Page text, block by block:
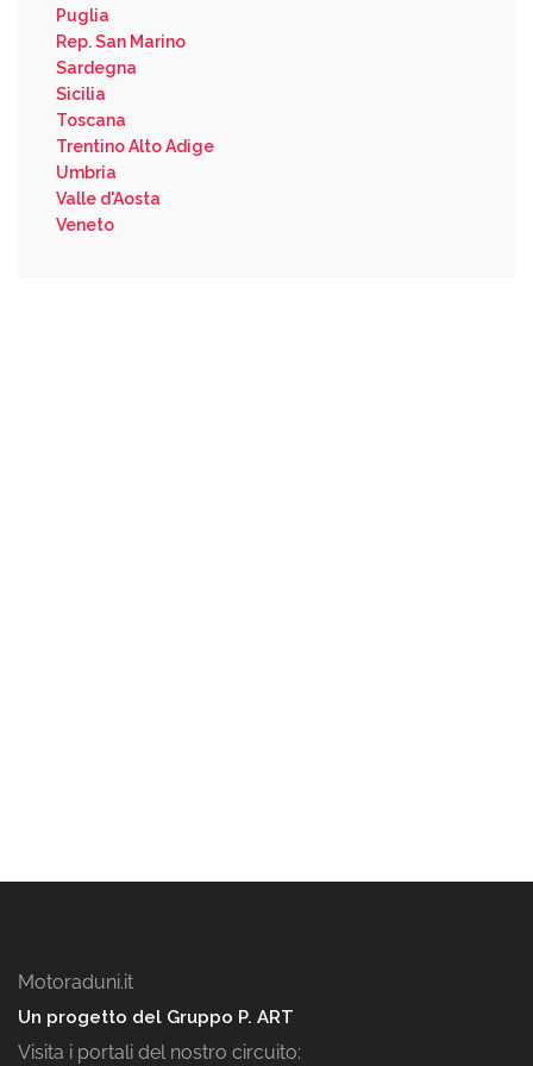
Puglia
Rep. San Marino
Sardegna
Sicilia
Toscana
Trentino Alto Adige
Umbria
Valle d'Aosta
Veneto
Motoraduni.it
Un progetto del Gruppo P. ART
Visita i portali del nostro circuito: